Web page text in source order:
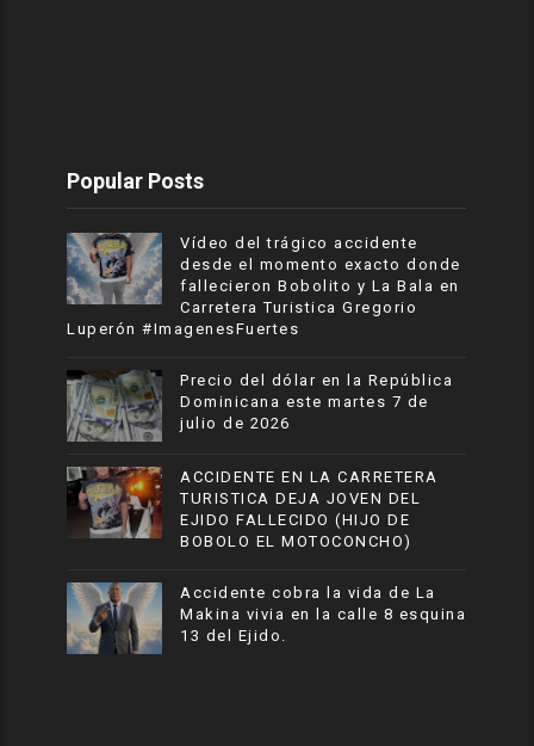
Popular Posts
Vídeo del trágico accidente
desde el momento exacto donde
fallecieron Bobolito y La Bala en
Carretera Turistica Gregorio
Luperón #ImagenesFuertes
Precio del dólar en la República
Dominicana este martes 7 de
julio de 2026
ACCIDENTE EN LA CARRETERA
TURISTICA DEJA JOVEN DEL
EJIDO FALLECIDO (HIJO DE
BOBOLO EL MOTOCONCHO)
Accidente cobra la vida de La
Makina vivia en la calle 8 esquina
13 del Ejido.